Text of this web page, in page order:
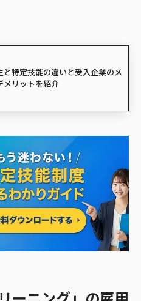
と特定技能の違いと受入企業のメ
メリットを紹介